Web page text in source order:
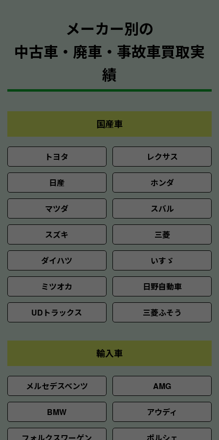
メーカー別の
中古車・廃車・事故車買取実
績
国産車
トヨタ レクサス
日産 ホンダ
マツダ スバル
スズキ 三菱
ダイハツ いすゞ
ミツオカ 日野自動車
UDトラックス 三菱ふそう
輸入車
メルセデスベンツ AMG
BMW アウディ